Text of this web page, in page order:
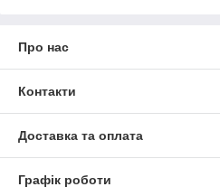
Про нас
Контакти
Доставка та оплата
Графік роботи